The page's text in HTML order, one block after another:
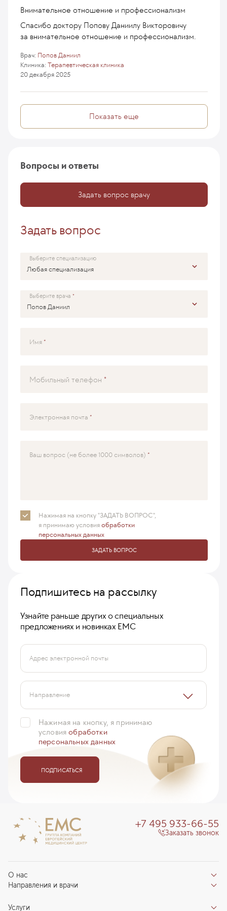
Внимательное отношение и профессионализм
Спасибо доктору Попову Даниилу Викторовичу
за внимательное отношение и профессионализм.
Клиника: Терапевтическая клиника
Врач: Попов Даниил
20 декабря 2025
Показать еще
Вопросы и ответы
Задать вопрос врачу
Задать вопрос
Выберите специализацию
Выберите врача
Имя
Мобильный телефон
Электронная почта
Ваш вопрос (не более 1000 символов)
Нажимая на кнопку "ЗАДАТЬ ВОПРОС",
я принимаюусловияобработки
персональных данных
ЗАДАТЬ ВОПРОС
Подпишитесь на рассылку
Узнайте раньше других о специальных
предложениях и новинках ЕМС
Адрес электронной почты
Направление
Нажимая на кнопку, я принимаю
условияобработки
персональных данных
ПОДПИСАТЬСЯ
О нас
Отзывы пациентов
О клинике
Направления и врачи
Услуги
+7 495 933-66-55
Заказать звонок